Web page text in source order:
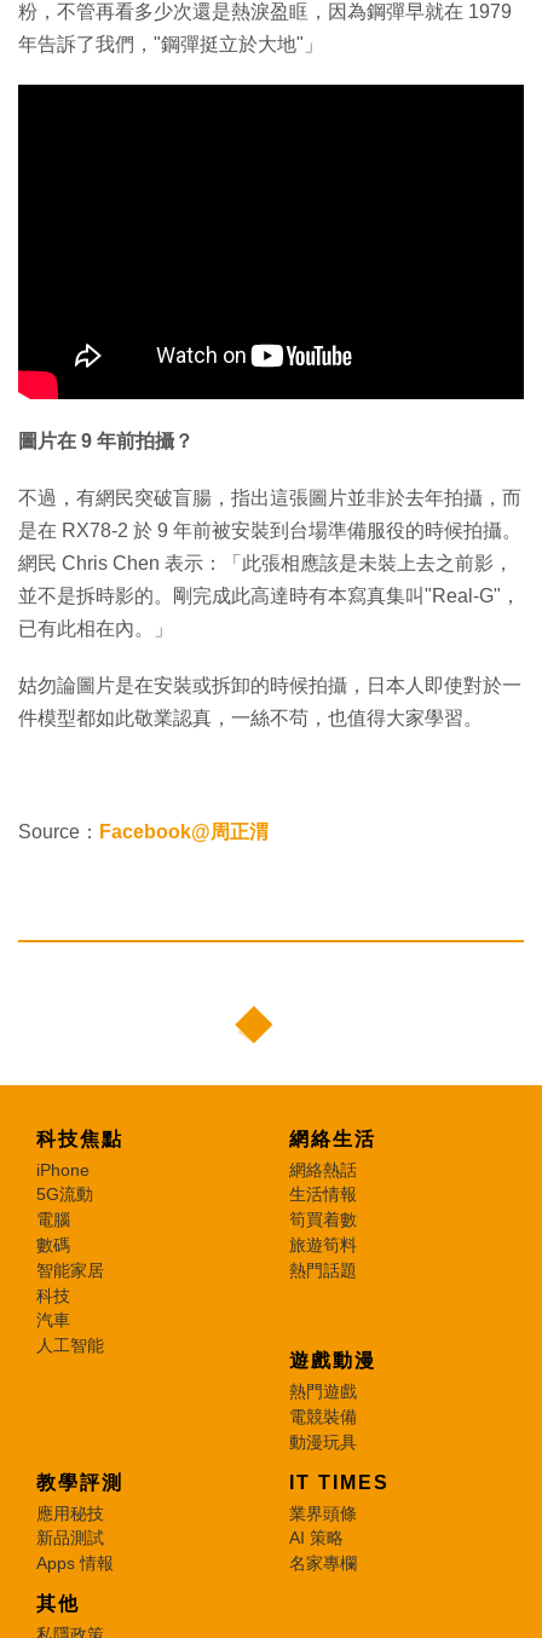
粉，不管再看多少次還是熱淚盈眶，因為鋼彈早就在 1979
年告訴了我們，"鋼彈挺立於大地"」
圖片在 9 年前拍攝？
不過，有網民突破盲腸，指出這張圖片並非於去年拍攝，而
是在 RX78-2 於 9 年前被安裝到台場準備服役的時候拍攝。
網民 Chris Chen 表示：「此張相應該是未裝上去之前影，
並不是拆時影的。剛完成此高達時有本寫真集叫"Real-G"，
已有此相在內。」
姑勿論圖片是在安裝或拆卸的時候拍攝，日本人即使對於一
件模型都如此敬業認真，一絲不苟，也值得大家學習。
Source： Facebook@周正渭
科技焦點
iPhone
5G流動
電腦
數碼
智能家居
科技
汽車
人工智能
網絡生活
網絡熱話
生活情報
筍買着數
旅遊筍料
熱門話題
遊戲動漫
熱門遊戲
電競裝備
動漫玩具
教學評測
應用秘技
新品測試
Apps 情報
IT TIMES
業界頭條
AI 策略
名家專欄
其他